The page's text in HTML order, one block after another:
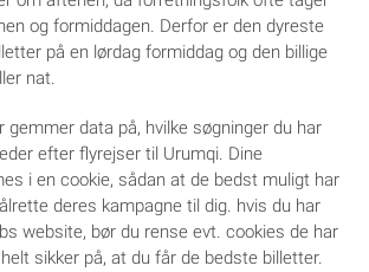
og formiddagen. Derfor er den dyreste
på en lørdag formiddag og den billige
nat.
gemmer data på, hvilke søgninger du har
efter flyrejser til Urumqi. Dine
i en cookie, sådan at de bedst muligt har
deres kampagne til dig. hvis du har
website, bør du rense evt. cookies de har
sikker på, at du får de bedste billetter.